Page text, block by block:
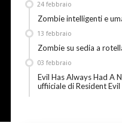
Zombie intelligenti e
24 febbraio
Zombie su sedia a
13 febbraio
Evil Has Always Had A
uffiiciale di Resident Evil
03 febbraio